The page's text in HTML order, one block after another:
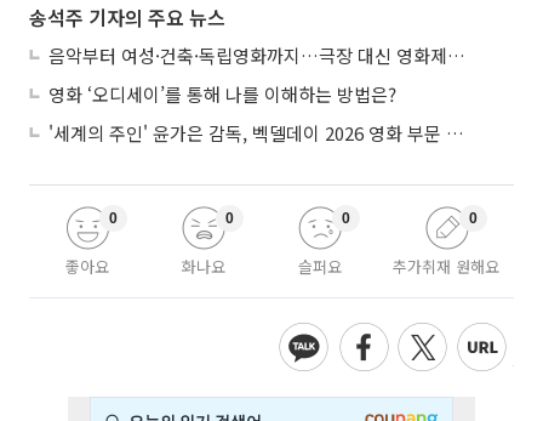
송석주 기자의 주요 뉴스
음악부터 여성·건축·독립영화까지…극장 대신 영화제로 즐기는 스크린 여행
영화 ‘오디세이’를 통해 나를 이해하는 방법은?
'세계의 주인' 윤가은 감독, 벡델데이 2026 영화 부문 벡델리안 감독 선정
좋아요
0
화나요
0
슬퍼요
0
추가취재 원해요
0